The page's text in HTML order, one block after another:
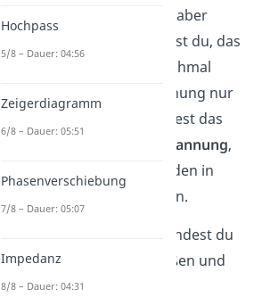
kannst. Überschreitest du aber
diese Spannung, so riskierst du, das
Bauteil zu zerstören. Manchmal
wird die Durchbruchspannung nur
abgekürzt. Du solltest das
Sperrspannung,
also der Spannung an Dioden in
Sperrrichtung, verwechseln.
In der folgenden Tabelle findest du
ein paar weitere Kenngrößen und
ihre Bedeutungen:
Hochpass
5/8 – Dauer: 04:56
Zeigerdiagramm
6/8 – Dauer: 05:51
Phasenverschiebung
7/8 – Dauer: 05:07
Impedanz
8/8 – Dauer: 04:31